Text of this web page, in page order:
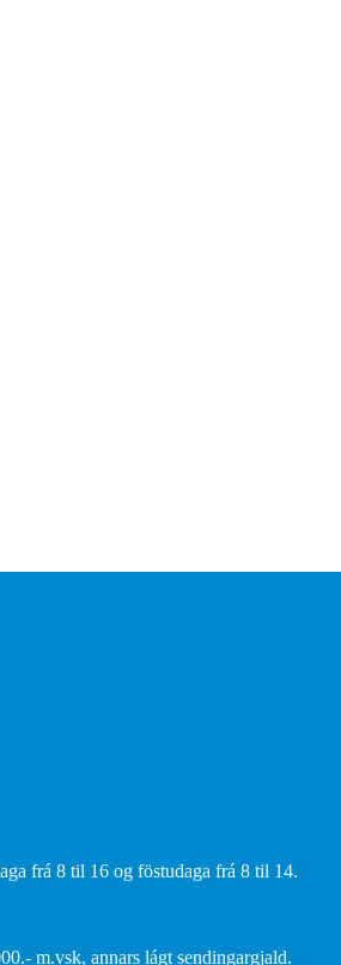
frá 8 til 16 og föstudaga frá 8 til 14.
m.vsk, annars lágt sendingargjald.